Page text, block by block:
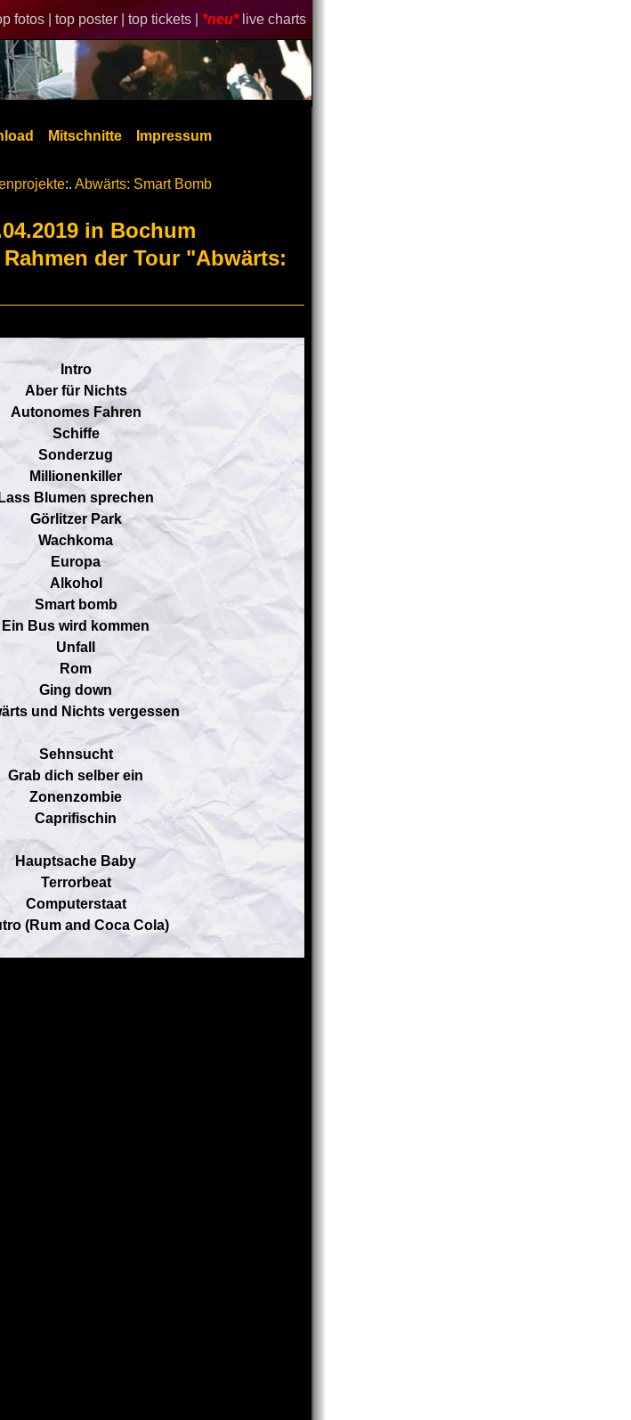
fotos | top poster | top tickets | *neu* live charts
Mitschnitte Impressum
:. Abwärts: Smart Bomb
in Bochum
der Tour "Abwärts:
Intro
Aber für Nichts
Autonomes Fahren
Schiffe
Sonderzug
Millionenkiller
Lass Blumen sprechen
Görlitzer Park
Wachkoma
Europa
Alkohol
Smart bomb
Ein Bus wird kommen
Unfall
Rom
Ging down
und Nichts vergessen
Sehnsucht
Grab dich selber ein
Zonenzombie
Caprifischin
Hauptsache Baby
Terrorbeat
Computerstaat
(Rum and Coca Cola)